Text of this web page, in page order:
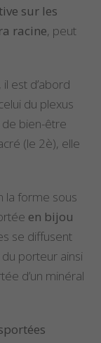
sur les
racine, peut
est d’abord
du plexus
de bien-être
(le 2è), elle
la forme sous
en bijou
se diffusent
porteur ainsi
d’un minéral